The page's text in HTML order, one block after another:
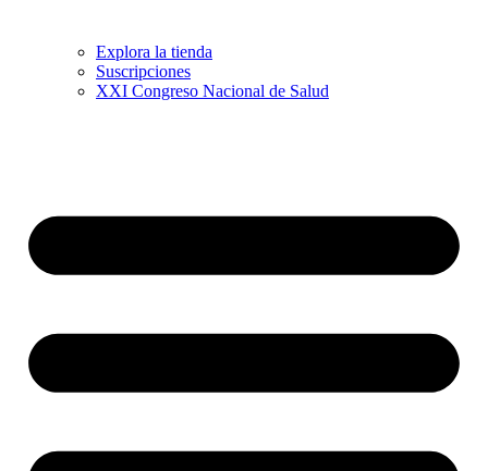
Explora la tienda
Suscripciones
XXI Congreso Nacional de Salud